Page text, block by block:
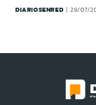
DIARIOSENRED 29/07/